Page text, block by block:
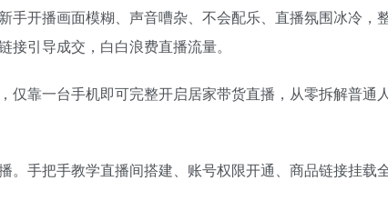
开播画面模糊、声音嘈杂、不会配乐、直播氛围冰冷，
引导成交，白白浪费直播流量。
靠一台手机即可完整开启居家带货直播，从零拆解普通
手把手教学直播间搭建、账号权限开通、商品链接挂载